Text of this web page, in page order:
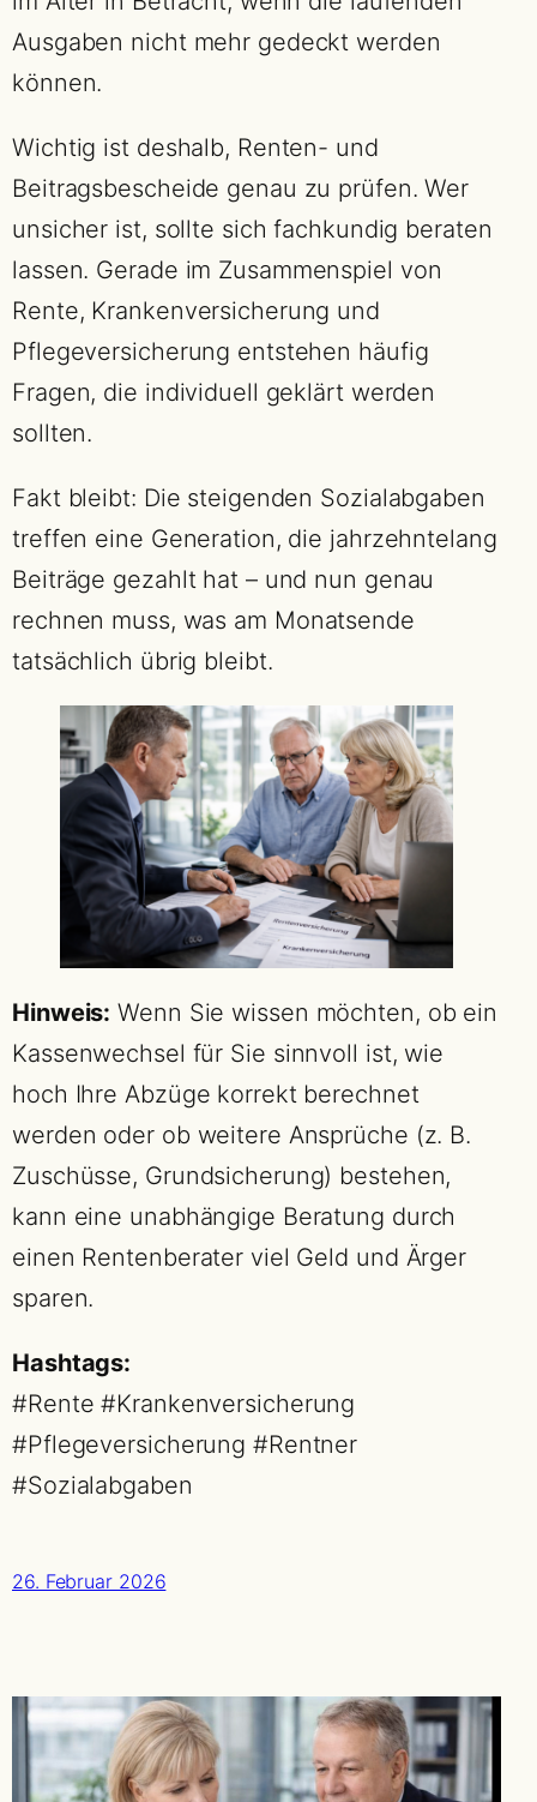
Ausgaben nicht mehr gedeckt werden
können.
Wichtig ist deshalb, Renten- und
Beitragsbescheide genau zu prüfen. Wer
unsicher ist, sollte sich fachkundig beraten
lassen. Gerade im Zusammenspiel von
Rente, Krankenversicherung und
Pflegeversicherung entstehen häufig
Fragen, die individuell geklärt werden
sollten.
Fakt bleibt: Die steigenden Sozialabgaben
treffen eine Generation, die jahrzehntelang
Beiträge gezahlt hat – und nun genau
rechnen muss, was am Monatsende
tatsächlich übrig bleibt.
Hinweis: Wenn Sie wissen möchten, ob ein
Kassenwechsel für Sie sinnvoll ist, wie
hoch Ihre Abzüge korrekt berechnet
werden oder ob weitere Ansprüche (z. B.
Zuschüsse, Grundsicherung) bestehen,
kann eine unabhängige Beratung durch
einen Rentenberater viel Geld und Ärger
sparen.
Hashtags:
#Rente #Krankenversicherung
#Pflegeversicherung #Rentner
#Sozialabgaben
26. Februar 2026